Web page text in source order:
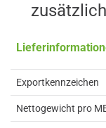
Exportkennzeichen
Nettogewicht pro